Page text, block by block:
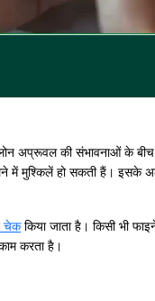
अप्रूवल की संभावनाओं के
मुश्किलें हो सकती हैं। इसके
चेककिया जाता है। किसी भी
करता है।